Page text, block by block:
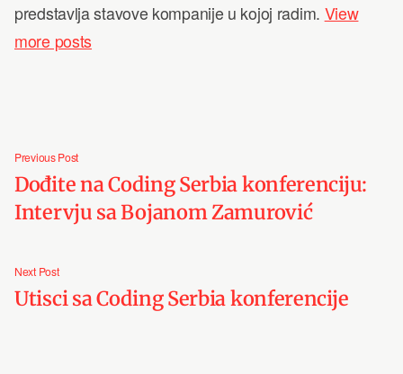
predstavlja stavove kompanije u kojoj radim. View
more posts
Post
navigation
Previous PostPrevious
post:
Dođite na Coding Serbia konferenciju:
Intervju sa Bojanom Zamurović
Next PostNext
post:
Utisci sa Coding Serbia konferencije